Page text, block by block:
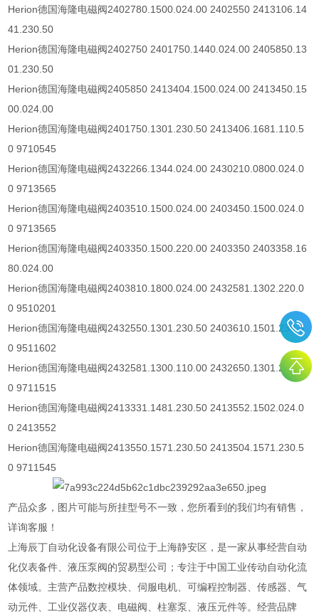
Herion德国海隆电磁阀2402780.1500.024.00 2402550 2413106.14
41.230.50
Herion德国海隆电磁阀2402750 2401750.1440.024.00 2405850.13
01.230.50
Herion德国海隆电磁阀2405850 2413404.1500.024.00 2413450.15
00.024.00
Herion德国海隆电磁阀2401750.1301.230.50 2413406.1681.110.5
0 9710545
Herion德国海隆电磁阀2432266.1344.024.00 2430210.0800.024.0
0 9713565
Herion德国海隆电磁阀2403510.1500.024.00 2403450.1500.024.0
0 9713565
Herion德国海隆电磁阀2403350.1500.220.00 2403350 2403358.16
80.024.00
Herion德国海隆电磁阀2403810.1800.024.00 2432581.1302.220.0
0 9510201
Herion德国海隆电磁阀2432550.1301.230.50 2403610.1501.230.5
0 9511602
Herion德国海隆电磁阀2432581.1300.110.00 2432650.1301.230.5
0 9711515
Herion德国海隆电磁阀2413331.1481.230.50 2413552.1502.024.0
0 2413552
Herion德国海隆电磁阀2413550.1571.230.50 2413504.1571.230.5
0 9711545
产品众多，图片可能与所挂型号不一致，您所看到的我们均有销售，
详询客服！
上海辰丁自动化设备有限公司位于上海静安区，是一家从事经营自动
化仪表备件、液压泵阀的贸易型公司；专注于中国工业传动自动化流
体领域。主营产品数控模块、伺服电机、可编程控制器、传感器、气
动元件、工业仪器仪表、电磁阀、柱塞泵、液压元件等。经营品牌